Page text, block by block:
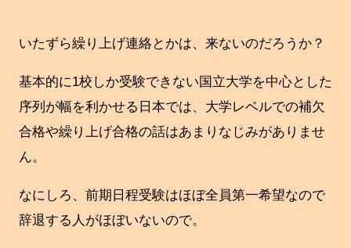
いたずら繰り上げ連絡とかは、来ないのだろうか？
基本的に1校しか受験できない国立大学を中心とした
序列が幅を利かせる日本では、大学レベルでの補欠
合格や繰り上げ合格の話はあまりなじみがありませ
ん。
なにしろ、前期日程受験はほぼ全員第一希望なので
辞退する人がほぼいないので。